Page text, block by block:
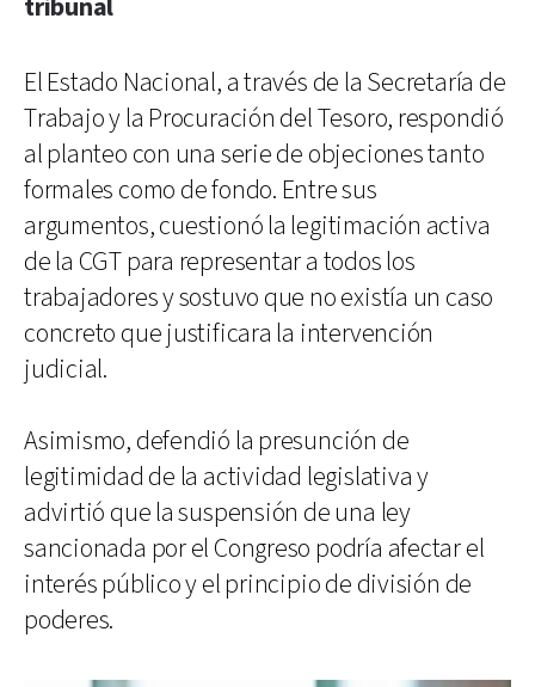
tribunal
El Estado Nacional, a través de la Secretaría de
Trabajo y la Procuración del Tesoro, respondió
al planteo con una serie de objeciones tanto
formales como de fondo. Entre sus
argumentos, cuestionó la legitimación activa
de la CGT para representar a todos los
trabajadores y sostuvo que no existía un caso
concreto que justificara la intervención
judicial.
Asimismo, defendió la presunción de
legitimidad de la actividad legislativa y
advirtió que la suspensión de una ley
sancionada por el Congreso podría afectar el
interés público y el principio de división de
poderes.